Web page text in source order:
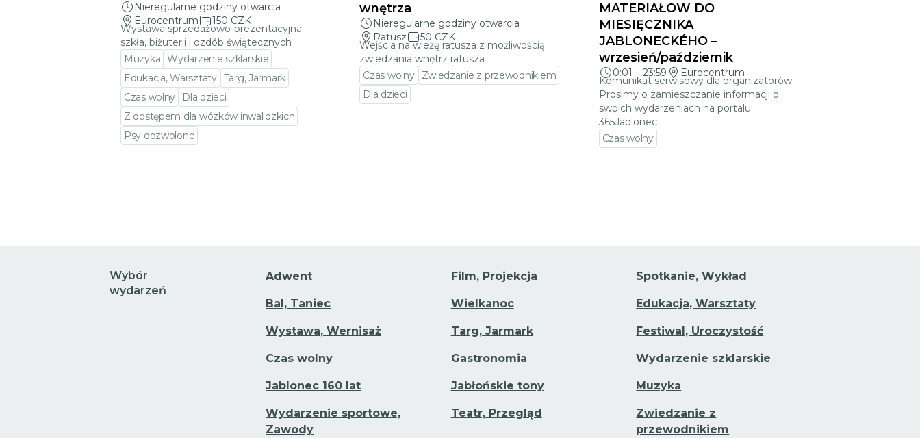
Nieregularne godziny otwarcia
Eurocentrum
150 CZK
Wystawa sprzedażowo-prezentacyjna
szkła, biżuterii i ozdób świątecznych
Muzyka Wydarzenie szklarskie
Edukacja, Warsztaty Targ, Jarmark
Czas wolny
Dla dzieci
Z dostępem dla wózków inwalidzkich
Psy dozwolone
wnętrza
Nieregularne godziny otwarcia
Ratusz
50 CZK
Wejścia na wieżę ratusza z możliwością
zwiedzania wnętrz ratusza
Czas wolny
Zwiedzanie z przewodnikiem
Dla dzieci
MATERIAŁÓW DO
MIESIĘCZNIKA
JABLONECKÉHO –
wrzesień/październik
0:01 – 23:59 Eurocentrum
Komunikat serwisowy dla organizatorów:
Prosimy o zamieszczanie informacji o
swoich wydarzeniach na portalu
365Jablonec
Czas wolny
Wybór
wydarzeń
Adwent Film, Projekcja Spotkanie, Wykład
Bal, Taniec Wielkanoc Edukacja, Warsztaty
Wystawa, Wernisaż Targ, Jarmark Festiwal, Uroczystość
Czas wolny Gastronomia Wydarzenie szklarskie
Jablonec 160 lat Jabłońskie tony Muzyka
Wydarzenie sportowe,
Zawody
Teatr, Przegląd
Zwiedzanie z
przewodnikiem